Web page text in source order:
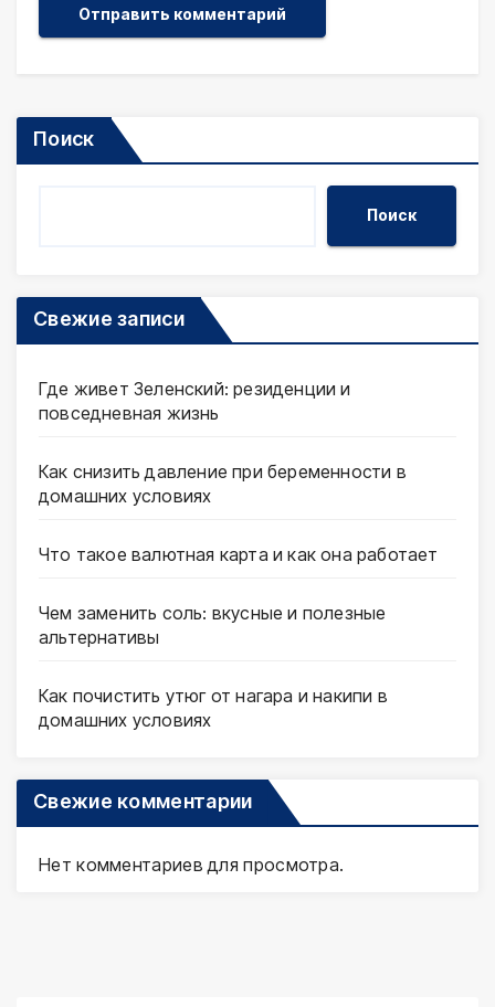
Поиск
Поиск
Свежие записи
Где живет Зеленский: резиденции и
повседневная жизнь
Как снизить давление при беременности в
домашних условиях
Что такое валютная карта и как она работает
Чем заменить соль: вкусные и полезные
альтернативы
Как почистить утюг от нагара и накипи в
домашних условиях
Свежие комментарии
Нет комментариев для просмотра.